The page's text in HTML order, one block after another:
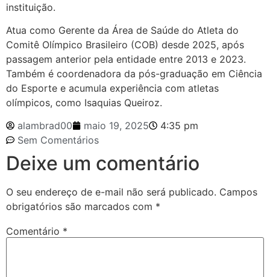
instituição.
Atua como Gerente da Área de Saúde do Atleta do
Comitê Olímpico Brasileiro (COB) desde 2025, após
passagem anterior pela entidade entre 2013 e 2023.
Também é coordenadora da pós-graduação em Ciência
do Esporte e acumula experiência com atletas
olímpicos, como Isaquias Queiroz.
alambrad00
maio 19, 2025
4:35 pm
Sem Comentários
Deixe um comentário
O seu endereço de e-mail não será publicado. Campos
obrigatórios são marcados com *
Comentário *